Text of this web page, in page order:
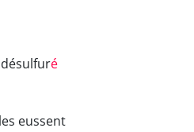
é
eussent